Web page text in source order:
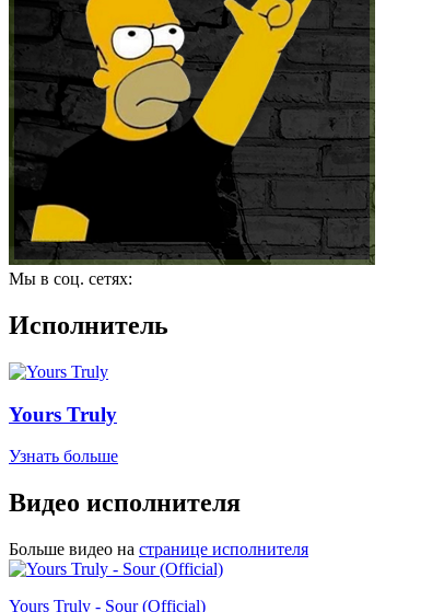
Мы в соц. сетях:
Исполнитель
Yours Truly
Узнать больше
Видео исполнителя
Больше видео на странице исполнителя
Yours Truly - Sour (Official)